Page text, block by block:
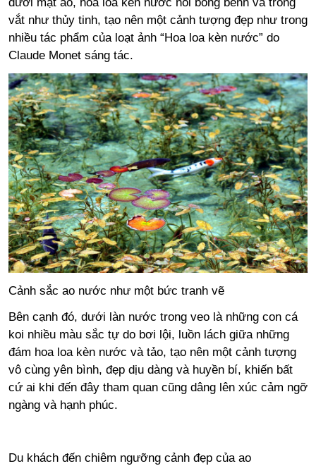
vắt như thủy tinh, tạo nên một cảnh tượng đẹp như trong
nhiều tác phẩm của loạt ảnh “Hoa loa kèn nước” do
Claude Monet sáng tác.
Cảnh sắc ao nước như một bức tranh vẽ
Bên cạnh đó, dưới làn nước trong veo là những con cá
koi nhiều màu sắc tự do bơi lội, luồn lách giữa những
đám hoa loa kèn nước và tảo, tạo nên một cảnh tượng
vô cùng yên bình, đẹp dịu dàng và huyền bí, khiến bất
cứ ai khi đến đây tham quan cũng dâng lên xúc cảm ngỡ
ngàng và hạnh phúc.
Du khách đến chiêm ngưỡng cảnh đẹp của ao